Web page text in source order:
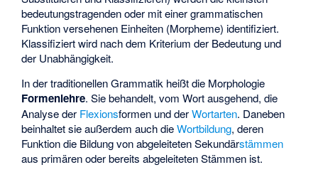
bedeutungstragenden oder mit einer grammatischen
Funktion versehenen Einheiten (Morpheme) identifiziert.
Klassifiziert wird nach dem Kriterium der Bedeutung und
der Unabhängigkeit.
In der traditionellen Grammatik heißt die Morphologie
Formenlehre. Sie behandelt, vom Wort ausgehend, die
Analyse der Flexions­formen und derWortarten. Daneben
beinhaltet sie außerdem auch dieWortbildung, deren
Funktion die Bildung von abgeleiteten Sekundärstämmen
aus primären oder bereits abgeleiteten Stämmen ist.